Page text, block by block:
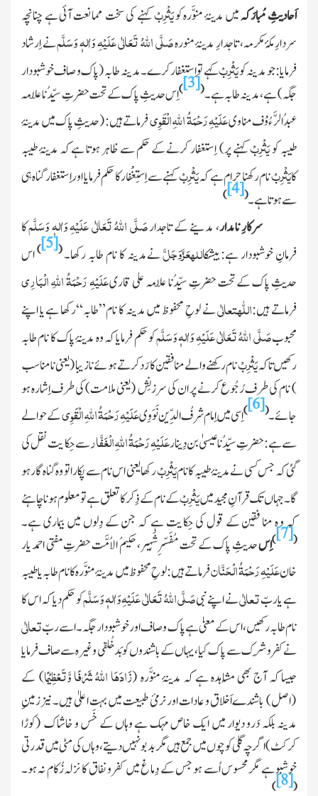
اَحادیثِ مُبارَکہمیں مدینۂ منوَّرہ کویَثْرِبْکہنے کی سخت ممانعت آئی ہے چنانچہ
سردارِ مکۂ مکرمہ، تاجدارِ مدینۂ منورہصَلَّی اللّٰہُ تَعَالٰی عَلَیْہِ وَاٰلہٖ وَسَلَّمنے اِرشاد
فرمایا: جو مدینہ کویَثْرِبْکہے تو اِستغفار کرے۔مدینہ طابہ(پاک و صاف خوشبودار
جگہ)ہے،مدینہ طابہ ہے۔(
[3]
)اِس حدیثِ پاک کے تحت حضرتِ سیِّدُنا علّامہ
عبدُ الرَّ ءُوْف مناویعَلَیْہِ رَحْمَۃُاللّٰہِالْقَوِیفرماتے ہیں:(حدیثِ پاک میں مدینۂ
طیبہ کویَثْرِبْکہنے پر)اِستغفار کرنے کے حکم سے ظاہر ہوتا ہے کہ مدینۂ طیبہ
کایَثْرِبْنام رکھنا حرام ہے کہیَثْرِبْکہنے سے اِستِغْفار کا حکم فرمایا اور اِستغفار گناہ ہی
سے ہوتا ہے۔(
[4]
)
سرکارِ نامدار، مدینے کے تاجدارصَلَّی اللّٰہُ تَعَالٰی عَلَیْہِ وَاٰلہٖ وَسَلَّمکا
فرمانِ خوشبودار ہے:بیشکاللہعَزَّوَجَلَّنےمدینہ کا نام طابہ رکھا۔(
[5]
)اس
حدیثِ پاک کے تحت حضرتِ سیِّدُنا علّامہ علی قاریعَلَیْہِ رَحْمَۃُاللّٰہِالْبَارِی
فرماتے ہیں:اللّٰہتعالٰینے لوحِ محفوظ میں مدینہ کا نام”طابہ“رکھا ہے یا اپنے
محبوبصَلَّی اللّٰہُ تَعَالٰی عَلَیْہِ وَاٰلہٖ وَسَلَّمکو حکم فرمایا کہ وہ مدینۂ پاک کا نام طابہ
رکھیں تاکہیَثْرِبْنام رکھنے والے منافقین کا رَد کرتے ہوئے نازیبا(یعنی نامناسب
)نام کی طرف رُجُوع کرنے پر ان کی سرزنِش(یعنی ملامت)کی طرف اِشارہ ہو
جائے۔(
[6]
)اِسی میںاِمام شرفُ الدِّین نَوَوِیعَلَیْہِ رَحْمَۃُاللّٰہِالْقَوِیکے حوالے
سے ہے: حضرتِ سیِّدُناعیسیٰ بن دِینارعَلَیْہِ رَحْمَۃُاللّٰہِالْغَفَّارسے حِکایت نقل کی
گئی کہ جس کسی نے مدینۂ طیبہ کا نامیَثْرِبْرکھا یعنی اس نام سے پکا را تو وہ گناہ گار ہو
گا۔جہاں تک قرآنِ مجید میںیَثْرِبْکے نام کے ذِکر کا تعلق ہے تو معلوم ہو نا چاہئے
کہ و ہ منا فقین کے قول کی حِکایت ہے کہ جن کے دِلوں میں بیماری ہے۔
(
[7]
)اِسحدیثِ پاک کے تحت مُفَسّرِشَہِیر، حکیمُ الاُمَّت حضرتِ مفتی احمد یار
خانعَلَیْہِ رَحْمَۃُ الْحَنَّانفرماتے ہیں:لوحِ محفوظ میں مدینۂ منوَّرہ کا نام طابہ یا طیبہ
ہے یا ربّتعالٰینے اپنے نبیصَلَّی اللّٰہُ تَعَالٰی عَلَیْہِ وَاٰلہٖ وَسَلَّمکو حکم دیا کہ اس کا
نام طابہ رکھیں، اس کے معنیٰ ہے پاک و صاف اور خوشبودار جگہ۔ اسے ربّتعالٰی
نے کفر و شِرک سے پاک کیا ، یہاں کے باشندوں کو بَدخُلقی وغیرہ سے صاف فرمایا
جیسا کہ آج بھی مُشاہدہ ہے کہ مدینۂ منوَّرہ(زَادَھَا اللّٰہُ شَرْفًا وَّتَعْظِیْمًا)کے
(اصل)باشندے اَخلاق و عادات اور نرمئ طبیعت میں بہت اعلیٰ ہیں۔ نیز زمینِ
مدینہ بلکہ دَرو دیوار میں ایک خاص مہک ہے وہاں کے خَس و خاشاک(کوڑا
کرکٹ)اگر چہ گلی کو چوں میں جمع ہیں مگر بد بو نہیں دیتے، وہاں کی مٹی میں قدرتی
خوشبو ہے مگر محسوس اُسے ہو جس کے دِما غ میں کفر و نفاق کا نزلہ زُکام نہ ہو۔
(
[8]
)